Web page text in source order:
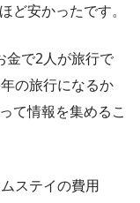
ど安かったです。
金で2人が旅行で
の旅行になるか
て情報を集めるこ
ステイの費用